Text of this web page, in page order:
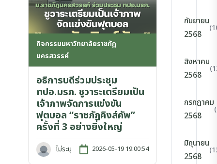
กิจกรรมมหาวิทยาลัยราชภัฏ
นครสวรรค์
อธิการบดีร่วมประชุม
ทปอ.มรภ. ชูวาระเตรียมเป็น
เจ้าภาพจัดการแข่งขัน
ฟุตบอล “ราชภัฏคิงส์คัพ”
ครั้งที่ 3 อย่างยิ่งใหญ่
ไม่ระบุ 2026-05-19 19:00:54
กันยายน
2568
สิงหาคม
2568
กรกฎาคม
2568
มิถุนายน
2568